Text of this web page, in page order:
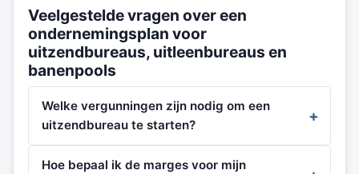
Veelgestelde vragen over een
ondernemingsplan voor
uitzendbureaus, uitleenbureaus en
banenpools
Welke vergunningen zijn nodig om een
uitzendbureau te starten?
Hoe bepaal ik de marges voor mijn